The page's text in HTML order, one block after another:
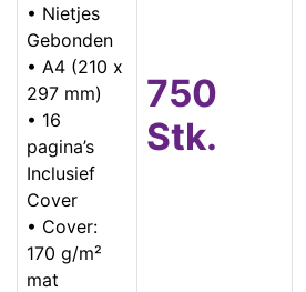
• Nietjes
Gebonden
• A4 (210 x
297 mm)
• 16
pagina’s
Inclusief
Cover
• Cover:
170 g/m²
mat
750
Stk.